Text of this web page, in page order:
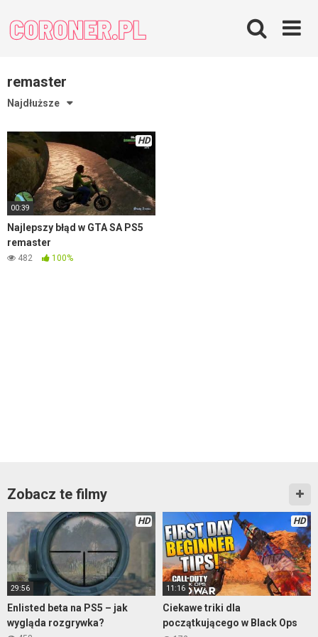
content
remaster
Najdłuższe
HD
00:39
Najlepszy błąd w GTA SA PS5
remaster
482 100%
Zobacz te filmy
HD
29:56
Enlisted beta na PS5 – jak
wygląda rozgrywka?
HD
11:16
Ciekawe triki dla
początkującego w Black Ops